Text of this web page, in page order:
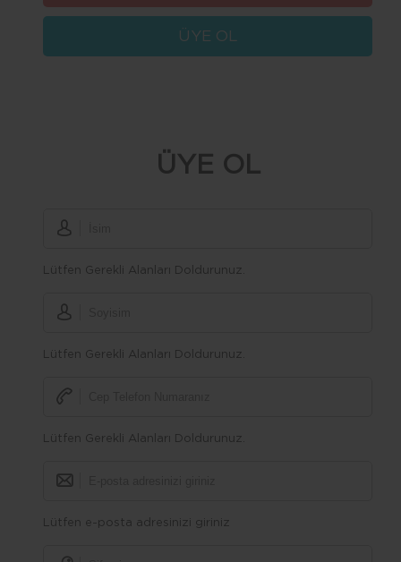
ÜYE OL
ÜYE OL
Lütfen Gerekli Alanları Doldurunuz.
Lütfen Gerekli Alanları Doldurunuz.
Lütfen Gerekli Alanları Doldurunuz.
Lütfen e-posta adresinizi giriniz